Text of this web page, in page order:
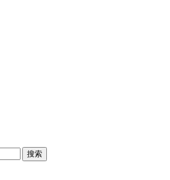
搜索